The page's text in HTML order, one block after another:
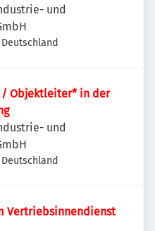
und
/ Objektleiter* in der
und
Vertriebsinnendienst